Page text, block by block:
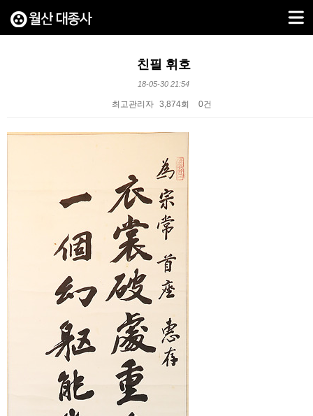
친필 휘호
18-05-30 21:54
최고관리자 3,874회 0건
본문